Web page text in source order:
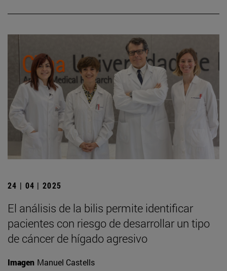
24 | 04 | 2025
El análisis de la bilis permite identificar
pacientes con riesgo de desarrollar un tipo
de cáncer de hígado agresivo
Imagen Manuel Castells